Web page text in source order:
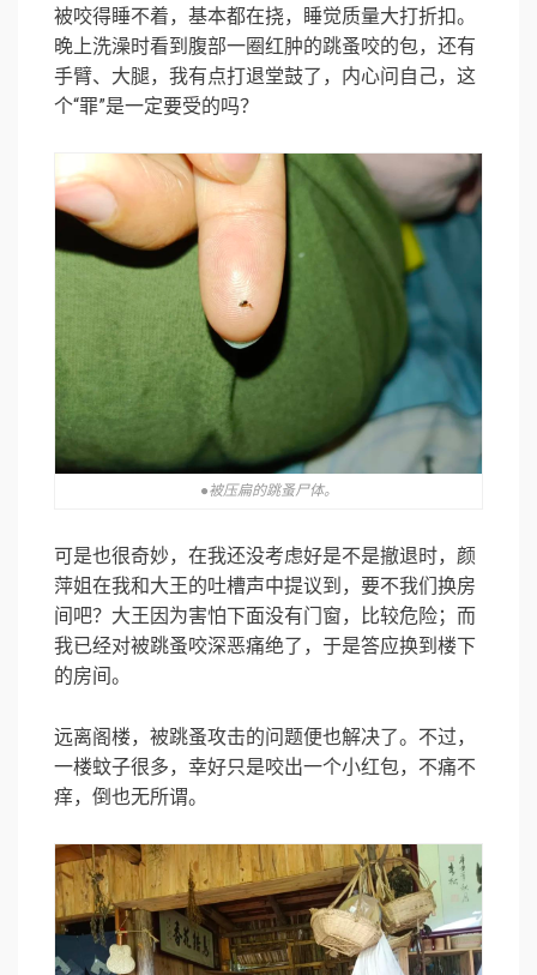
被咬得睡不着，基本都在挠，睡觉质量大打折扣。
晚上洗澡时看到腹部一圈红肿的跳蚤咬的包，还有
手臂、大腿，我有点打退堂鼓了，内心问自己，这
个“罪”是一定要受的吗？
●被压扁的跳蚤尸体。
可是也很奇妙，在我还没考虑好是不是撤退时，颜
萍姐在我和大王的吐槽声中提议到，要不我们换房
间吧？大王因为害怕下面没有门窗，比较危险；而
我已经对被跳蚤咬深恶痛绝了，于是答应换到楼下
的房间。
远离阁楼，被跳蚤攻击的问题便也解决了。不过，
一楼蚊子很多，幸好只是咬出一个小红包，不痛不
痒，倒也无所谓。